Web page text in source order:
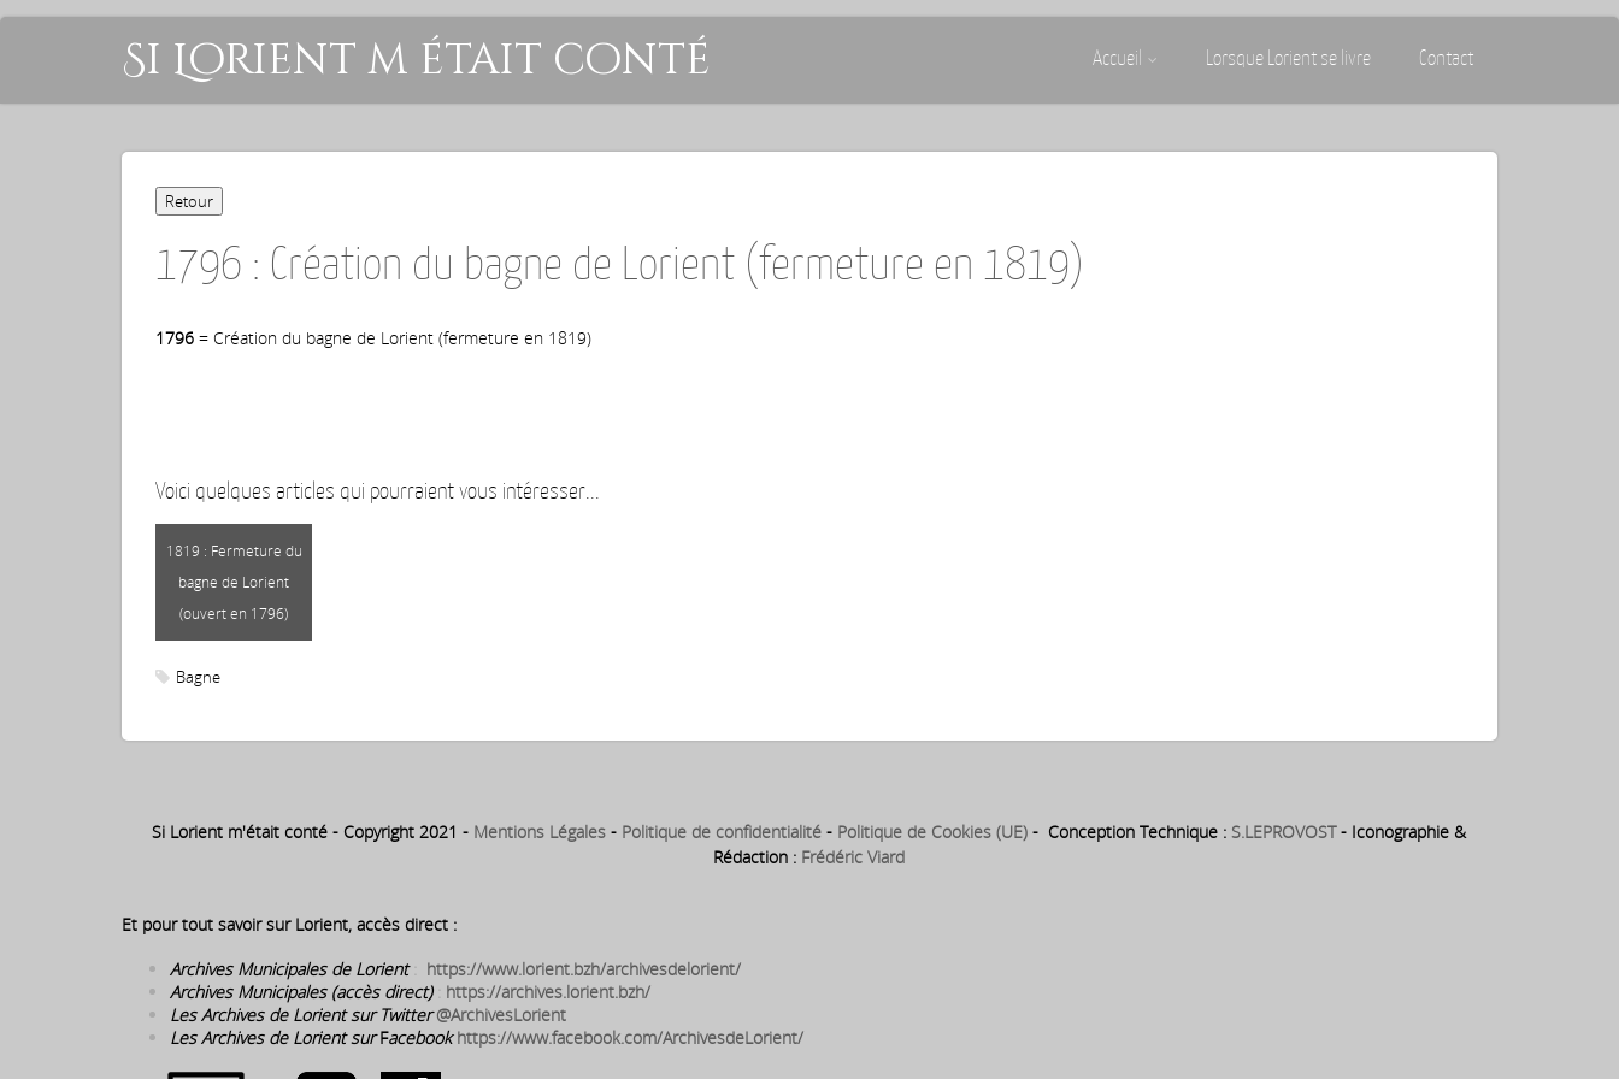
Si Lorient m était conté Accueil Lorsque Lorient se livre Contact
1796 : Création du bagne de Lorient (fermeture en 1819)
1796 = Création du bagne de Lorient (fermeture en 1819)
Voici quelques articles qui pourraient vous intéresser...
1819 : Fermeture du
bagne de Lorient
(ouvert en 1796)
Bagne
Si Lorient m'était conté - Copyright 2021 - Mentions Légales - Politique de confidentialité - Politique de Cookies (UE) - Conception Technique :S.LEPROVOST- Iconographie &
Rédaction : Frédéric Viard
Et pour tout savoir sur Lorient, accès direct :
Archives Municipales de Lorient
https://www.lorient.bzh/archivesdelorient/
Archives Municipales (accès direct): https://archives.lorient.bzh/
Les Archives de Lorient sur Twitter @ArchivesLorient
Les Archives de Lorient sur Facebook https://www.facebook.com/ArchivesdeLorient/